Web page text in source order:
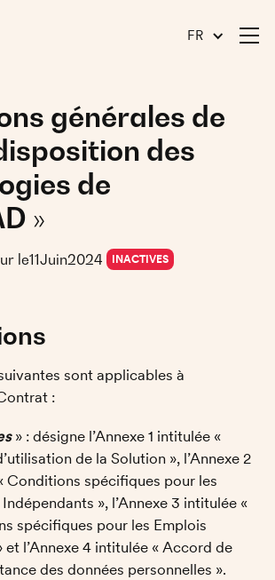
FR
générales de
des
de
»
le11Juin2024 INACTIVES
sont applicables à
» : désigne l’Annexe 1 intitulée «
de la Solution », l’Annexe 2
Conditions spécifiques pour les
», l’Annexe 3 intitulée «
spécifiques pour les Emplois
et l’Annexe 4 intitulée « Accord de
des données personnelles ».